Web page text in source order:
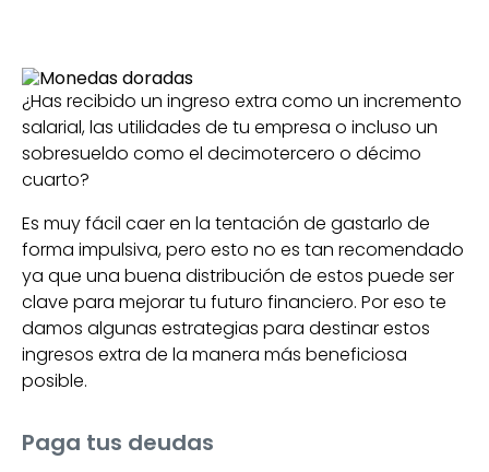
¿Has recibido un ingreso extra como un incremento
salarial, las utilidades de tu empresa o incluso un
sobresueldo como el decimotercero o décimo
cuarto?
Es muy fácil caer en la tentación de gastarlo de
forma impulsiva, pero esto no es tan recomendado
ya que una buena distribución de estos puede ser
clave para mejorar tu futuro financiero. Por eso te
damos algunas estrategias para destinar estos
ingresos extra de la manera más beneficiosa
posible.
Paga tus deudas